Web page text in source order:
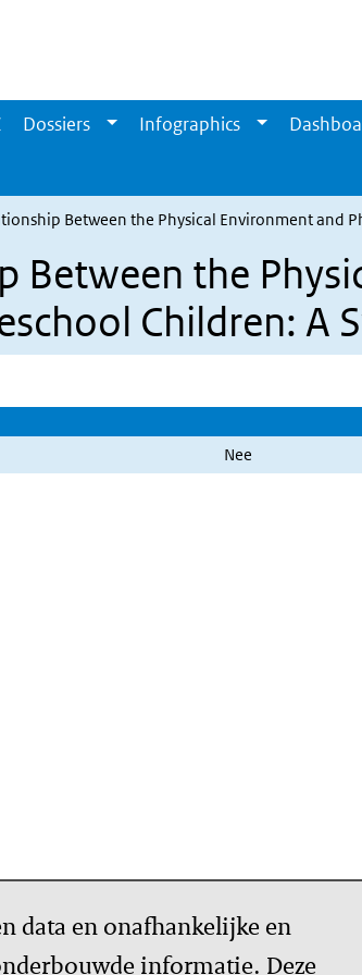
Dossiers Infographics
Between the Physical Environment and
Between the
Children: A
Nee
data en onafhankelijke en
informatie. Deze